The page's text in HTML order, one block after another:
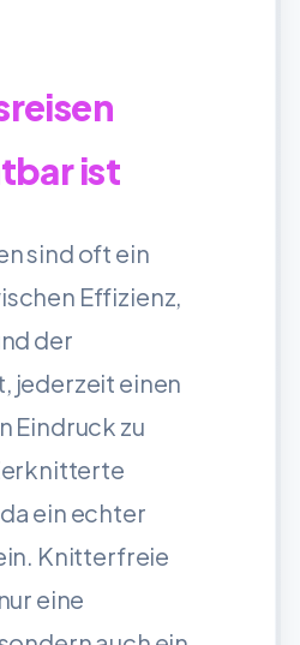
ist
sind oft ein
Effizienz,
der
jederzeit einen
Eindruck zu
ein echter
Knitterfreie
eine